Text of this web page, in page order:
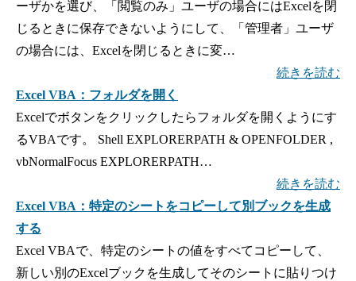
ーザかを選び、「閲覧のみ」ユーザの場合にはExcelを閉
じるときに保存できないようにして、「管理者」ユーザ
の場合には、Excelを閉じるときに変…
続きを読む
Excel VBA：フォルダを開く
Excelでボタンをクリックしたらフォルダを開くようにす
るVBAです。 Shell EXPLORERPATH & OPENFOLDER ,
vbNormalFocus EXPLORERPATH…
続きを読む
Excel VBA：特定のシートをコピーして別ブックを生成
する
Excel VBAで、特定のシートの値をすべてコピーして、
新しい別のExcelブックを生成してそのシートに貼りつけ